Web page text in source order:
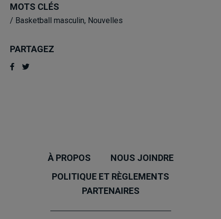
MOTS CLÉS
/ Basketball masculin, Nouvelles
PARTAGEZ
À PROPOS
NOUS JOINDRE
POLITIQUE ET RÈGLEMENTS
PARTENAIRES